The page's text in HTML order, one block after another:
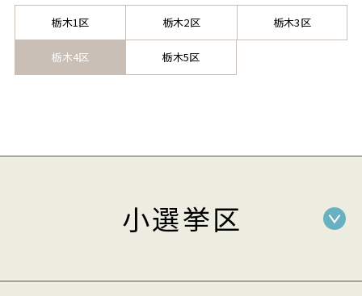
栃木1区 栃木2区 栃木3区
栃木4区 栃木5区
小選挙区